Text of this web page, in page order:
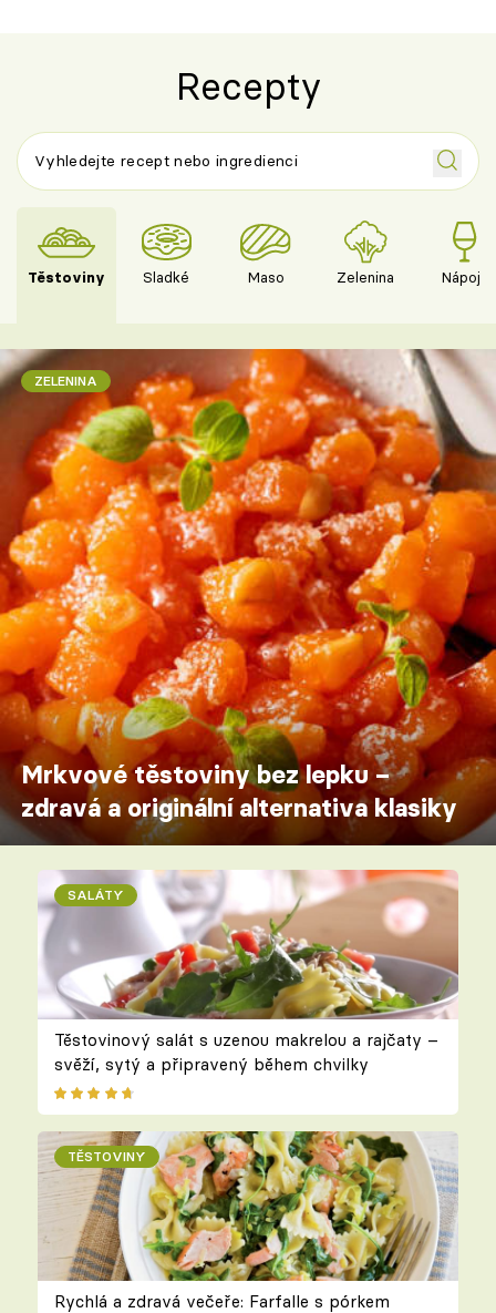
Recepty
Těstoviny Sladké Maso Zelenina Nápoje
ZELENINA
Mrkvové těstoviny bez lepku –
zdravá a originální alternativa klasiky
SALÁTY
Těstovinový salát s uzenou makrelou a rajčaty –
svěží, sytý a připravený během chvilky
TĚSTOVINY
Rychlá a zdravá večeře: Farfalle s pórkem